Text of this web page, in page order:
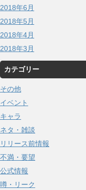
2018年6月
2018年5月
2018年4月
2018年3月
カテゴリー
その他
イベント
キャラ
ネタ・雑談
リリース前情報
不満・要望
公式情報
噂・リーク